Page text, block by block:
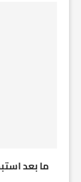
ما بعد